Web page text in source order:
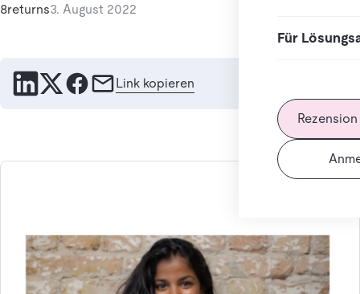
Für
8returns3. August 2022
Link kopieren